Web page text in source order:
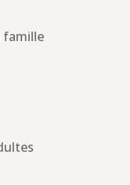
famille